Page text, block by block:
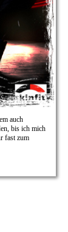
auch
bis ich mich
fast zum